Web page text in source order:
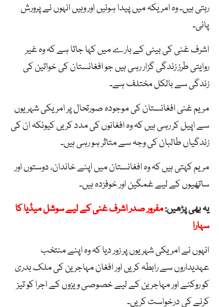
رہتی ہیں۔ وہ امریکہ میں پیدا ہوئیں اور وہیں انہوں نے پرورش
پائی۔
اشرف غنی کی بیٹی کے بارے میں کہا جاتا ہے کہ وہ غیر
روایتی طرز زندگی گزار رہی ہیں جو افغانستان کی خواتین کی
زندگی سے بالکل مختلف ہے۔
مریم غنی افغانستان کی موجودہ صورتحال پر امریکی شہریوں
سے اپیل کر رہی ہیں کہ وہ افغانوں کی مدد کریں کیونکہ ان کی
زندگیاں طالبان کی وجہ سے متاثر ہو رہی ہیں۔
مریم کہتی ہیں کہ وہ افغانستان میں اپنے خاندان، دوستوں اور
ساتھیوں کے لیے غمگین اور خوفزدہ ہیں۔
یہ بھی پڑھیں:مفرور صدر اشرف غنی کے لیے سوشل میڈیا کا
سہارا
انہوں نے امریکی شہریوں پر زور دیا کہ وہ اپنے منتخب
عہدیداروں سے رابطہ کریں اور افغان مہاجرین کی ملک بدری
کو روکنے اور مہاجرین کے لیے خصوصی ویزوں کے اجرا کو تیز
کرنے کی درخواست کریں۔